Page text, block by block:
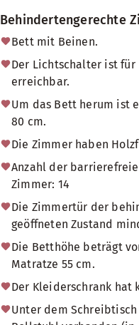
Behindertengerechte
Bett mit Beinen.
Der Lichtschalter ist
erreichbar.
Um das Bett herum ist
80 cm.
Die Zimmer haben
Anzahl der
Zimmer: 14
Die Zimmertür der
geöffneten Zustand
Die Betthöhe beträgt
Matratze 55 cm.
Der Kleiderschrank hat
Unter dem